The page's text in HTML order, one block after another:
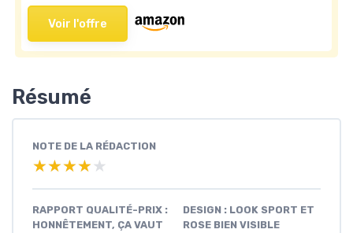
Voir l'offre
Résumé
NOTE DE LA RÉDACTION
★★★★★
★★★★★
RAPPORT QUALITÉ-PRIX :
HONNÊTEMENT, ÇA VAUT
DESIGN : LOOK SPORT ET
ROSE BIEN VISIBLE